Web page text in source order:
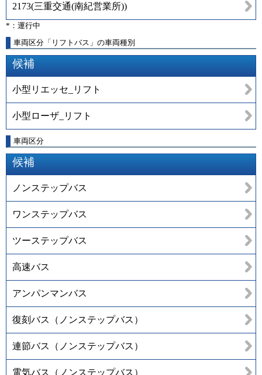
2173(三重交通(南紀営業所))
*：運行中
車両区分「リフトバス」の車両種別
候補
小型リエッセ_リフト
小型ローザ_リフト
車両区分
候補
ノンステップバス
ワンステップバス
ツーステップバス
高速バス
アンパンマンバス
復刻バス（ノンステップバス）
連節バス（ノンステップバス）
電気バス（ノンステップバス）